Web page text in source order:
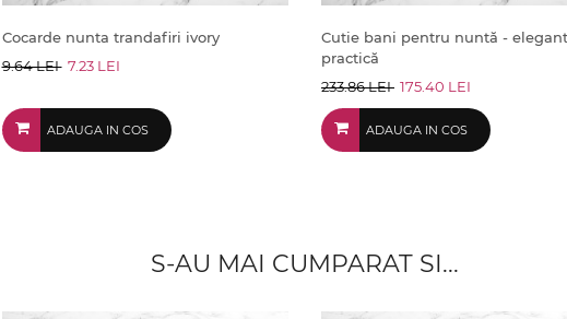
Cocarde nunta trandafiri ivory
9.64 LEI 7.23 LEI
ADAUGA IN COS
Cutie bani pentru nuntă -
practică
233.86 LEI 175.40 LEI
ADAUGA IN COS
S-AU MAI CUMPARAT SI...